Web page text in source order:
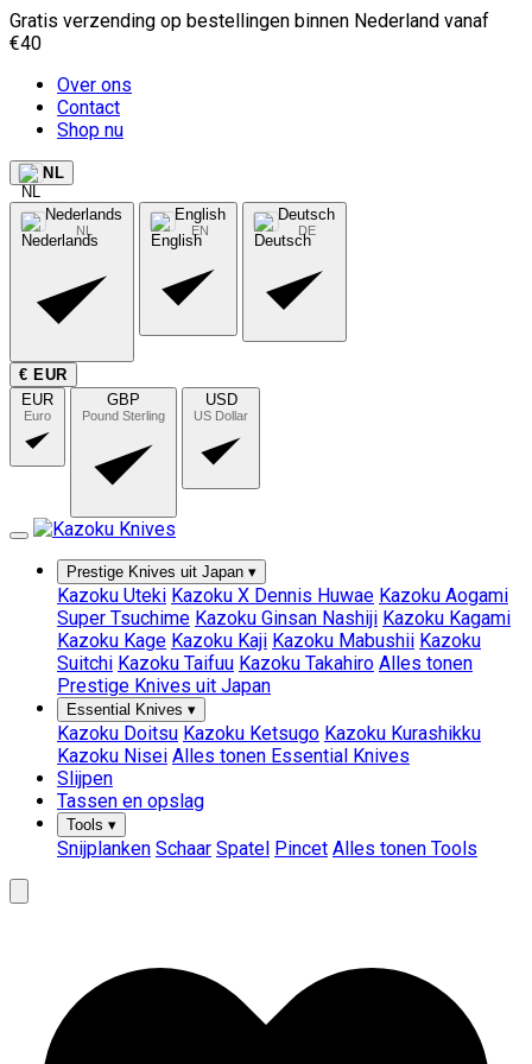
Gratis verzending op bestellingen binnen Nederland vanaf
€40
Over ons
Contact
Shop nu
NL
Nederlands
NL
English
EN
Deutsch
DE
€ EUR
EUR
Euro
GBP
Pound Sterling
USD
US Dollar
Prestige Knives uit Japan ▾
Kazoku Uteki Kazoku X Dennis Huwae Kazoku Aogami
Super Tsuchime Kazoku Ginsan Nashiji Kazoku Kagami
Kazoku Kage Kazoku Kaji Kazoku Mabushii Kazoku
Suitchi Kazoku Taifuu Kazoku Takahiro Alles tonen
Prestige Knives uit Japan
Essential Knives ▾
Kazoku Doitsu Kazoku Ketsugo Kazoku Kurashikku
Kazoku Nisei Alles tonen Essential Knives
Slijpen
Tassen en opslag
Tools ▾
Snijplanken Schaar Spatel Pincet Alles tonen Tools